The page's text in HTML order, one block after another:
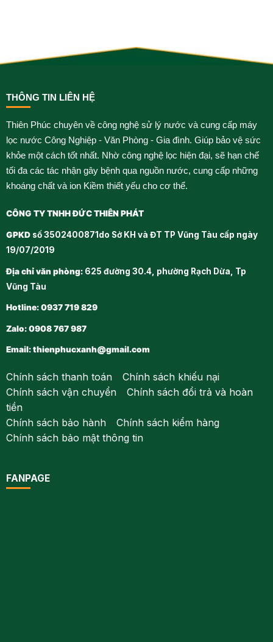
THÔNG TIN LIÊN HỆ
Thiên Phúc chuyên về công nghệ sử lý nước và cung cấp máy
lọc nước Công Nghiệp - Văn Phòng - Gia đình. Giúp bảo vệ sức
khỏe một cách tốt nhất. Nhờ công nghệ lọc hiện đại, sẽ hạn chế
tối đa các tác nhận gây bệnh qua nguồn nước, cung cấp những
khoáng chất và ion Kiềm thiết yếu cho cơ thể.
CÔNG TY TNHH ĐỨC THIÊN PHÁT
GPKDsố 3502400871do Sở KH và ĐT TP Vũng Tàu cấp ngày
19/07/2019
Địa chỉ văn phòng:625 đường 30.4, phường Rạch Dừa, Tp
Vũng Tàu
Hotline: 0937 719 829
Zalo: 0908 767 987
Email:thienphucxanh@gmail.com
Chính sách thanh toán- Chính sách khiếu nại
Chính sách vận chuyển- Chính sách đổi trả và hoàn
tiền
Chính sách bảo hành- Chính sách kiểm hàng
Chính sách bảo mật thông tin
FANPAGE